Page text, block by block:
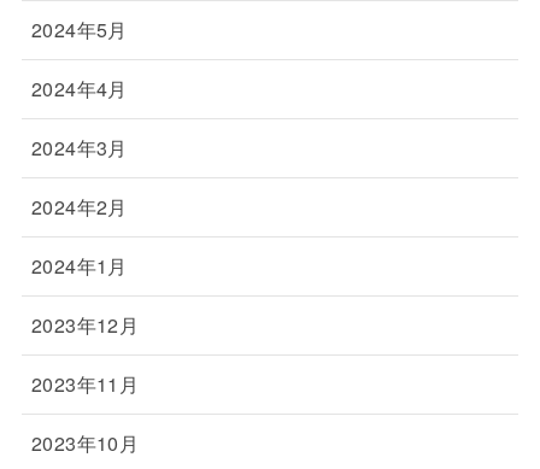
2024年5月
2024年4月
2024年3月
2024年2月
2024年1月
2023年12月
2023年11月
2023年10月